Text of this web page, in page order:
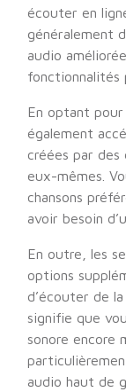
écouter en
généralement
audio
fonctionnalités
En optant
également
créées par
eux-mêmes.
chansons
avoir besoin
En outre, les
options
d’écouter de
signifie que
sonore encore
audio haut de